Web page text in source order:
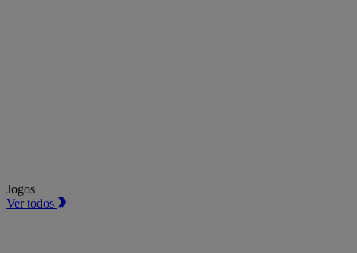
Jogos
Ver todos